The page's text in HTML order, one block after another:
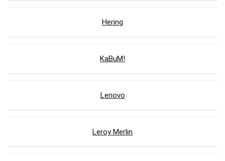
Hering
KaBuM!
Lenovo
Leroy Merlin